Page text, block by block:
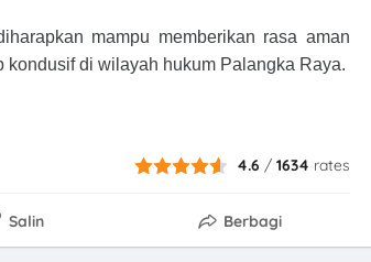
mampu memberikan rasa aman
di wilayah hukum Palangka Raya.
4.6 /1634 rates
Salin Berbagi